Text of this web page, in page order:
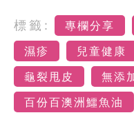
標籤: 專欄分享
濕疹
兒童健康
龜裂甩皮
無添
百份百澳洲鱷魚油